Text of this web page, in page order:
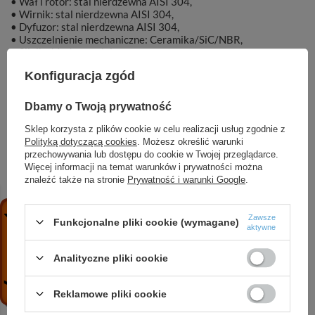
• Wirnik: stal nierdzewna AISI 304,
• Dyfuzor: stal nierdzewna AISI 304,
• Uszczelnienie mechaniczne: Ceramika/SiC/NBR,
• Silnik chłodzony olejem.
Marka DAMBAT
Symbol 1360
ZOBACZ RÓWNIEŻ
8 FX8 70-3 (11 kW, 400 V) pompa głębinowa z 6
13 825,80 zł
Konfiguracja zgód
Dbamy o Twoją prywatność
Sklep korzysta z plików cookie w celu realizacji usług zgodnie z
Polityką dotyczącą cookies . Możesz określić warunki
przechowywania lub dostępu do cookie w Twojej przeglądarce.
Więcej informacji na temat warunków i prywatności można
znaleźć także na stronie Prywatność i warunki Google
Funkcjonalne pliki cookie (wymagane)
Zawsze
aktywne
Analityczne pliki cookie
Reklamowe pliki cookie